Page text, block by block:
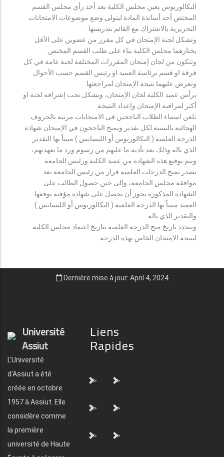
البكالوريوس يعين مجلس الكلية بعد أخذ رأي مجلس القسم
المختص أحد أساتذة المادة ليتولى وضع موضوعات الامتحانات
التحريرية بالاشتراك مع القائم بتدريسها.
وتشكل لجنة الإمتحان في كل مقرر من عضوين على الأقل
يختارهما مجلس الكلية بناء على طلب القسم المختص.
وتتكون من لجان إمتحان المقررات المختلفة لجنة عامة في كل
فرقة او قسم برئاسة العميد او رئيس القسم حسب الأحوال
وتعرض عليهما نتيجة الإمتحان لمراجعتها.
يرأس عميد الكلية لجان الإمتحان، ويشكل تحت إشرافه لجنة او
أكثر لمراقبة الإمتحان وإعداد النتيجة.
تلعن اسماء الطلاب الناجحين فى الامتحانات مرتبة بالحروف
الهجائيه بالنسبة لكل تقدير ويمنح الناجحون في الإمتحان شهادة
الدرجة العلمية ( البكالوريوس أو الليسانس ) مبيناً بها التقدير
الذي ناله وذلك بعد تأدية ما عليهم من رسوم ورد ما بعهدتهم،
ويتم توقيع هذه الشهادة من عميد الكلية ورئيس الجامعة.
يصدر بمنح الدرجات العلمية قرار من رئيس الجامعة بعد
موافقة مجلس الجامعة، وإلى حين حصول الطالب على
الشهادة المذكورة يجوز أن يحصل على شهادة مؤقتة يوقعها
العميد مبيناً بها الدرجة العلمية ( البكالوريوس أو الليسانس )
والتقدير الذي ناله.
ويتحدد تاريخ منح الدرجة العلمية بتاريخ اعتماد مجلس الكلية
لنتيجة الإمتحان الخاص بهذه الدرجة.
Dernière mise à jour: April 4, 2024
Université
Assiut
L'Université
d'Assiut a été
créée en octobre
1957 à Assiut. Elle
considère comme
la première
université de Haute
Liens
Rapides
"> ">
"> ">
"> ">